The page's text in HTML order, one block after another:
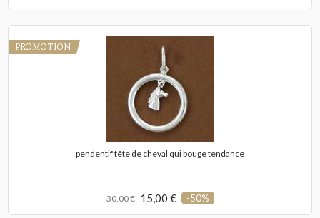
PROMOTION
pendentif tête de cheval qui bouge tendance
30,00 € 15,00 € -50%